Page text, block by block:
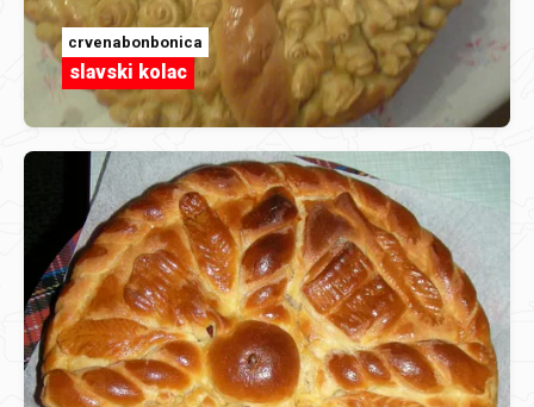
crvenabonbonica
slavski kolac